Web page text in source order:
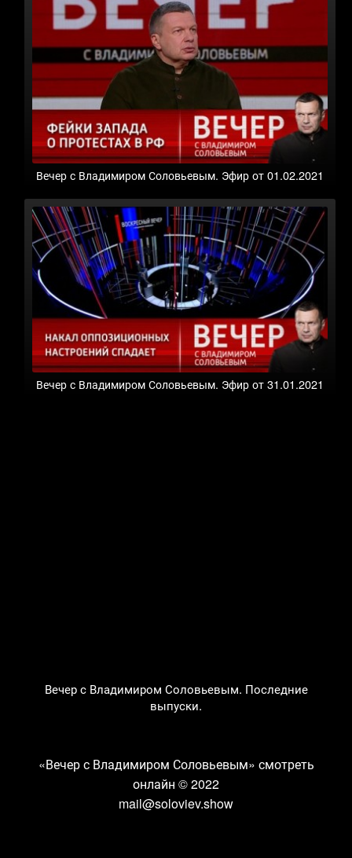
Вечер с Владимиром Соловьевым. Эфир от 01.02.2021
Вечер с Владимиром Соловьевым. Эфир от 31.01.2021
Вечер с Владимиром Соловьевым. Последние
выпуски.
«Вечер с Владимиром Соловьевым» смотреть
онлайн © 2022
mail@soloviev.show